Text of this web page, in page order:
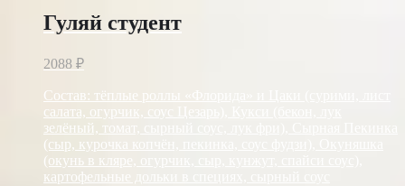
Гуляй студент
2088 ₽
Состав: тёплые роллы «Флорида» и Цаки (сурими, лист
салата, огурчик, соус Цезарь), Кукси (бекон, лук
зелёный, томат, сырный соус, лук фри), Сырная Пекинка
(сыр, курочка копчён, пекинка, соус фудзи), Окуняшка
(окунь в кляре, огурчик, сыр, кунжут, спайси соус),
картофельные дольки в специях, сырный соус